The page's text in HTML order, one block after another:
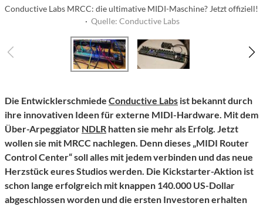
Conductive Labs MRCC: die ultimative MIDI-Maschine? Jetzt offiziell!
· Quelle: Conductive Labs
Die Entwicklerschmiede Conductive Labs ist bekannt durch
ihre innovativen Ideen für externe MIDI-Hardware. Mit dem
Über-Arpeggiator NDLR hatten sie mehr als Erfolg. Jetzt
wollen sie mit MRCC nachlegen. Denn dieses „MIDI Router
Control Center“ soll alles mit jedem verbinden und das neue
Herzstück eures Studios werden. Die Kickstarter-Aktion ist
schon lange erfolgreich mit knappen 140.000 US-Dollar
abgeschlossen worden und die ersten Investoren erhalten